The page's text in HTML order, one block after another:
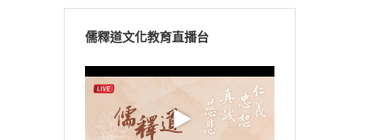
儒釋道文化教育直播台